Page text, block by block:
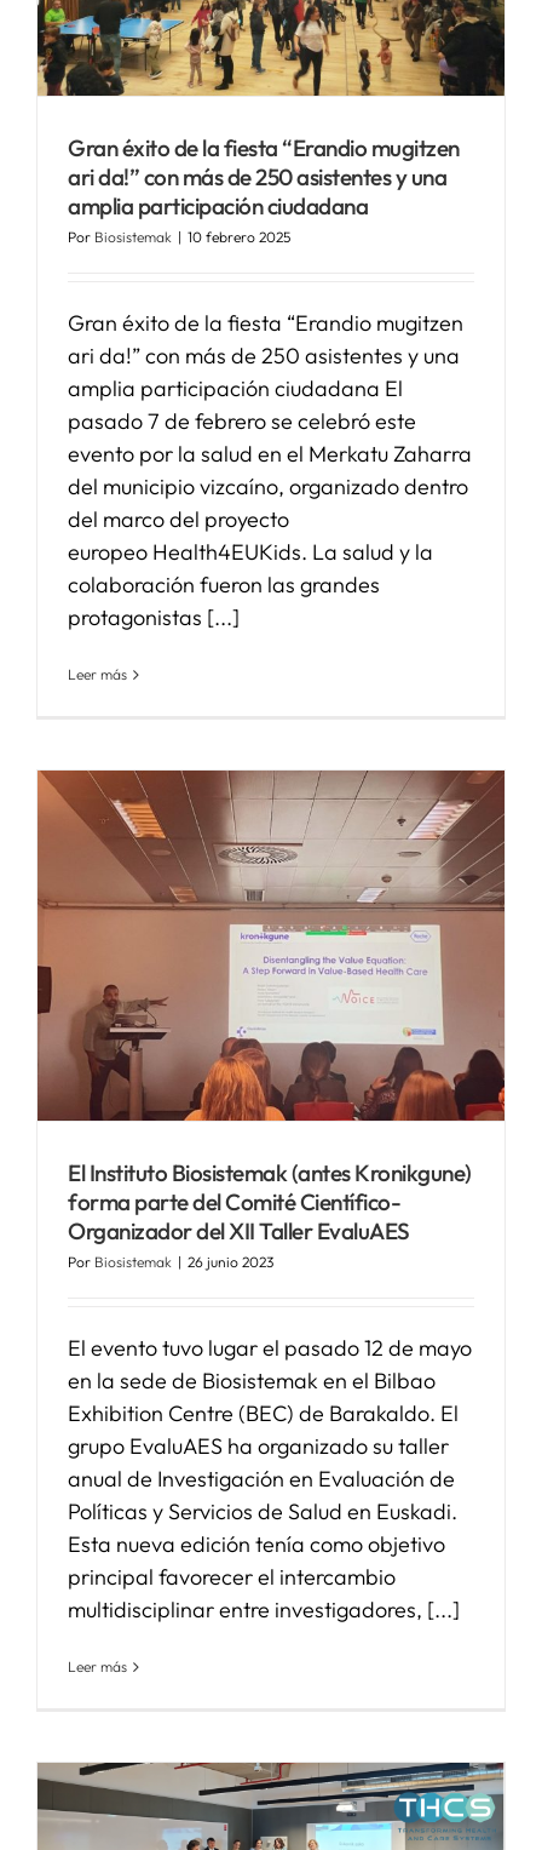
Gran éxito de la fiesta “Erandio mugitzen
ari da!” con más de 250 asistentes y una
amplia participación ciudadana
Por Biosistemak | 10 febrero 2025
Gran éxito de la fiesta “Erandio mugitzen
ari da!” con más de 250 asistentes y una
amplia participación ciudadana El
pasado 7 de febrero se celebró este
evento por la salud en el Merkatu Zaharra
del municipio vizcaíno, organizado dentro
del marco del proyecto
europeo Health4EUKids. La salud y la
colaboración fueron las grandes
protagonistas [...]
Leer más
El Instituto Biosistemak (antes Kronikgune)
forma parte del Comité Científico-
Organizador del XII Taller EvaluAES
Por Biosistemak | 26 junio 2023
El evento tuvo lugar el pasado 12 de mayo
en la sede de Biosistemak en el Bilbao
Exhibition Centre (BEC) de Barakaldo. El
grupo EvaluAES ha organizado su taller
anual de Investigación en Evaluación de
Políticas y Servicios de Salud en Euskadi.
Esta nueva edición tenía como objetivo
principal favorecer el intercambio
multidisciplinar entre investigadores, [...]
Leer más